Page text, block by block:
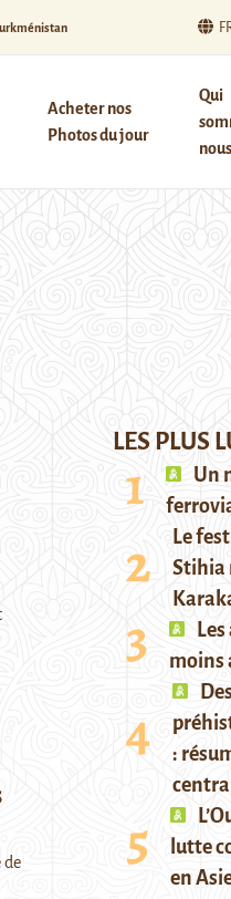
Acheter nos
Photos du jour
Qui
nous
de
LES PLUS
Un
Le
Stihia
moins
:
lutte
en